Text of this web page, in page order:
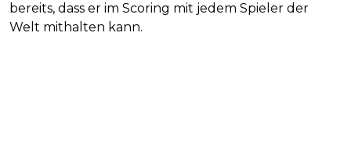
bereits, dass er im Scoring mit jedem Spieler der
Welt mithalten kann.